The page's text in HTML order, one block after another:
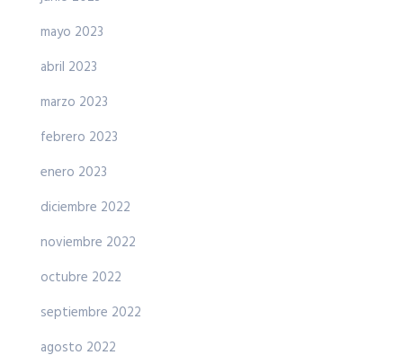
mayo 2023
abril 2023
marzo 2023
febrero 2023
enero 2023
diciembre 2022
noviembre 2022
octubre 2022
septiembre 2022
agosto 2022